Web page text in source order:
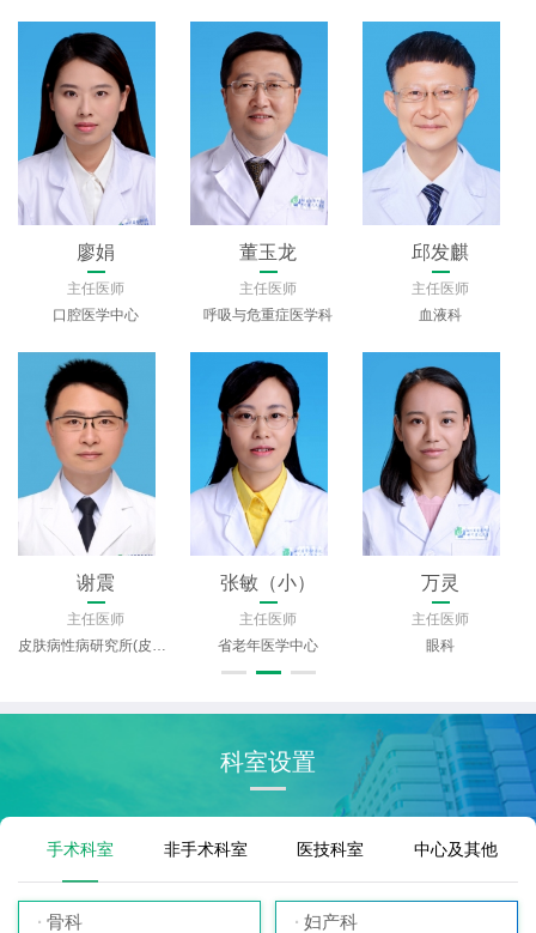
廖娟
主任医师
口腔医学中心
董玉龙
主任医师
呼吸与危重症医学科
邱发麒
主任医师
血液科
谢震
主任医师
皮肤病性病研究所(皮肤科)
张敏（小）
主任医师
省老年医学中心
万灵
主任医师
眼科
科室设置
手术科室 非手术科室 医技科室 中心及其他
骨科 妇产科